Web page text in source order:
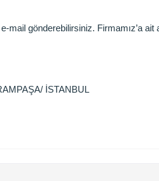
mail gönderebilirsiniz. Firmamız’a ait
İSTANBUL